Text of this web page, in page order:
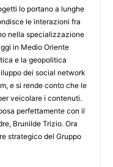
lo portano a lunghe
le interazioni fra
nella specializzazione
in Medio Oriente
e la geopolitica
dei social network
e si rende conto che le
veicolare i contenuti.
perfettamente con il
Brunilde Trizio. Ora
strategico del Gruppo